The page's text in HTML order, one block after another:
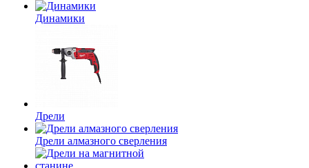
Динамики
Дрели
Дрели алмазного сверления